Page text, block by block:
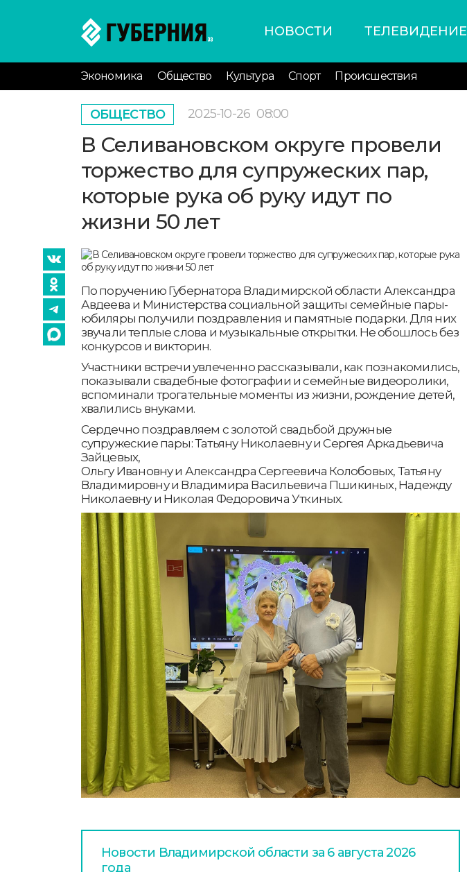
НОВОСТИ ТЕЛЕВИДЕНИЕ
Экономика Общество Культура Спорт Происшествия
ОБЩЕСТВО 2025-10-26 08:00
В Селивановском округе провели
торжество для супружеских пар,
которые рука об руку идут по
жизни 50 лет
По поручению Губернатора Владимирской области Александра
Авдеева и Министерства социальной защиты семейные пары-
юбиляры получили поздравления и памятные подарки. Для них
звучали теплые слова и музыкальные открытки. Не обошлось без
конкурсов и викторин.
Участники встречи увлеченно рассказывали, как познакомились,
показывали свадебные фотографии и семейные видеоролики,
вспоминали трогательные моменты из жизни, рождение детей,
хвалились внуками.
Сердечно поздравляем с золотой свадьбой дружные
супружеские пары: Татьяну Николаевну и Сергея Аркадьевича
Зайцевых,
Ольгу Ивановну и Александра Сергеевича Колобовых, Татьяну
Владимировну и Владимира Васильевича Пшикиных, Надежду
Николаевну и Николая Федоровича Уткиных.
Новости Владимирской области за 6 августа 2026
года